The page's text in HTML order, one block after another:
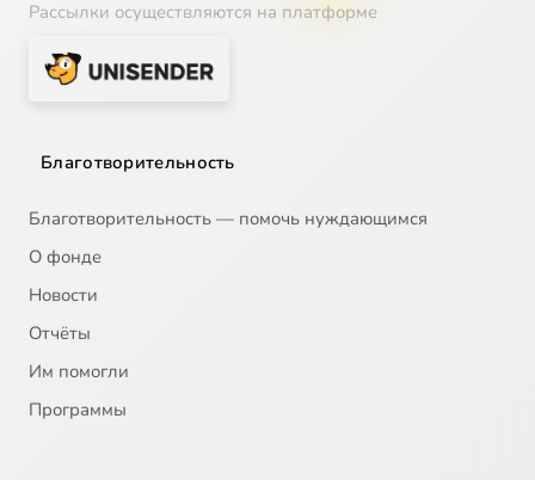
Рассылки осуществляются на платформе
Благотворительность
Благотворительность — помочь нуждающимся
О фонде
Новости
Отчёты
Им помогли
Программы